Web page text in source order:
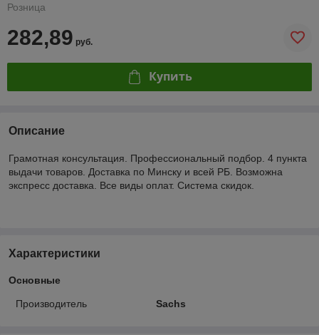
Розница
282,89 руб.
Купить
Описание
Грамотная консультация. Профессиональный подбор. 4 пункта
выдачи товаров. Доставка по Минску и всей РБ. Возможна
экспресс доставка. Все виды оплат. Система скидок.
Характеристики
Основные
Производитель Sachs